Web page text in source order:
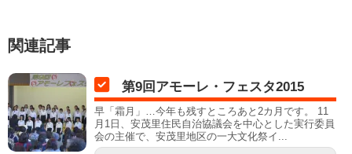
関連記事
第9回アモーレ・フェスタ2015
早「霜月」…今年も残すところあと2カ月です。 11
月1日、安茂里住民自治協議会を中心とした実行委員
会の主催で、安茂里地区の一大文化祭イ...